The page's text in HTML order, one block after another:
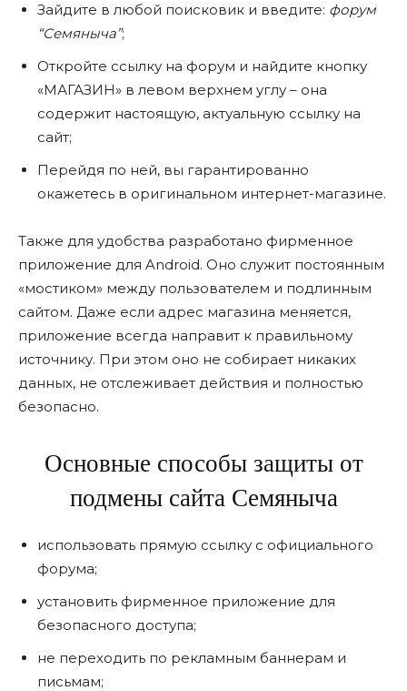
Зайдите в любой поисковик и введите: форум
“Семяныча”;
Откройте ссылку на форум и найдите кнопку
«МАГАЗИН» в левом верхнем углу – она
содержит настоящую, актуальную ссылку на
сайт;
Перейдя по ней, вы гарантированно
окажетесь в оригинальном интернет-магазине.
Также для удобства разработано фирменное
приложение для Android. Оно служит постоянным
«мостиком» между пользователем и подлинным
сайтом. Даже если адрес магазина меняется,
приложение всегда направит к правильному
источнику. При этом оно не собирает никаких
данных, не отслеживает действия и полностью
безопасно.
Основные способы защиты от
подмены сайта Семяныча
использовать прямую ссылку с официального
форума;
установить фирменное приложение для
безопасного доступа;
не переходить по рекламным баннерам и
письмам;